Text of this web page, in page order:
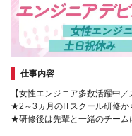
仕事内容
【女性エンジニア多数活躍中
★2～3ヵ月のITスクール研修か
★研修後は先輩と一緒のチーム